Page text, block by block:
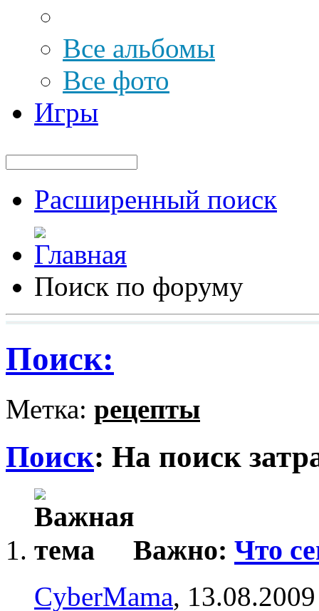
Все альбомы
Все фото
Игры
Расширенный поиск
Поиск по форуму
Поиск:
Метка: рецепты
Поиск: На поиск
Важно: Что
CyberMama,